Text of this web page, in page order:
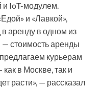
и IoT-модулем.
и «Лавкой»,
в аренду в одном из
— стоимость аренды
курьерам
в Москве, так и
расти», — рассказал